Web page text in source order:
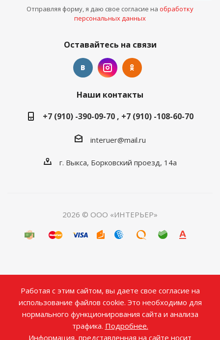
Отправляя форму, я даю свое согласие на обработку
персональных данных
Оставайтесь на связи
Наши контакты
+7 (910) -390-09-70 , +7 (910) -108-60-70
interuer@mail.ru
г. Выкса, Борковский проезд, 14а
2026 © ООО «ИНТЕРЬЕР»
Работая с этим сайтом, вы даете свое согласие на
использование файлов cookie. Это необходимо для
нормального функционирования сайта и анализа
трафика. Подробнее.
Информация, представленная на сайте носит